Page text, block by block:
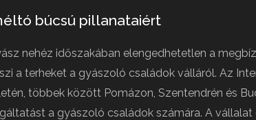
búcsú pillanataiért
nehéz időszakában elengedhetetlen a
a terheket a gyászoló családok válláról. Az
többek között Pomázon, Szentendrén és
a gyászoló családok számára. A